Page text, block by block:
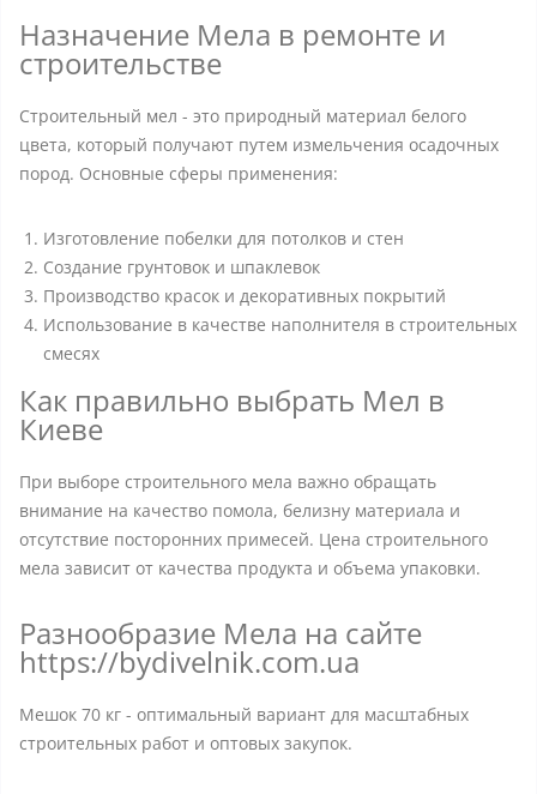
Назначение Мела в ремонте и
строительстве
Строительный мел - это природный материал белого
цвета, который получают путем измельчения осадочных
пород. Основные сферы применения:
Изготовление побелки для потолков и стен
Создание грунтовок и шпаклевок
Производство красок и декоративных покрытий
Использование в качестве наполнителя в строительных
смесях
Как правильно выбрать Мел в
Киеве
При выборе строительного мела важно обращать
внимание на качество помола, белизну материала и
отсутствие посторонних примесей. Цена строительного
мела зависит от качества продукта и объема упаковки.
Разнообразие Мела на сайте
https://bydivelnik.com.ua
Мешок 70 кг - оптимальный вариант для масштабных
строительных работ и оптовых закупок.